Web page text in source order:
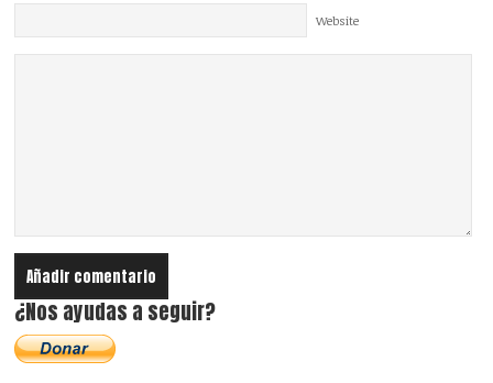
Website
¿Nos ayudas a seguir?